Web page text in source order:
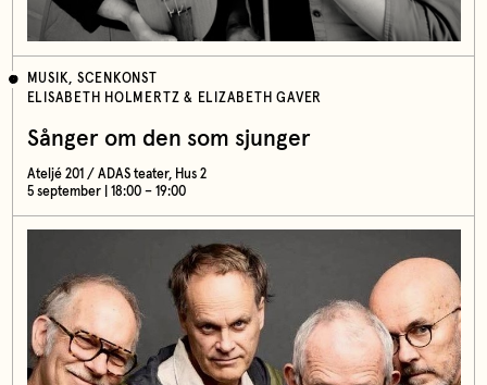
MUSIK, SCENKONST
ELISABETH HOLMERTZ & ELIZABETH GAVER
Sånger om den som sjunger
Ateljé 201 / ADAS teater, Hus 2
5 september | 18:00 – 19:00